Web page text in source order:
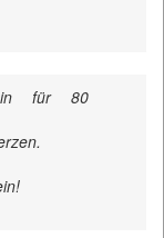
für 80